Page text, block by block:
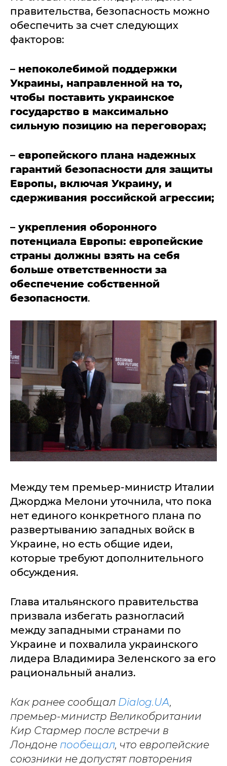
правительства, безопасность можно
обеспечить за счет следующих
факторов:
– непоколебимой поддержки
Украины, направленной на то,
чтобы поставить украинское
государство в максимально
сильную позицию на переговорах;
– европейского плана надежных
гарантий безопасности для защиты
Европы, включая Украину, и
сдерживания российской агрессии;
– укрепления оборонного
потенциала Европы: европейские
страны должны взять на себя
больше ответственности за
обеспечение собственной
безопасности.
Между тем премьер-министр Италии
Джорджа Мелони уточнила, что пока
нет единого конкретного плана по
развертыванию западных войск в
Украине, но есть общие идеи,
которые требуют дополнительного
обсуждения.
Глава итальянского правительства
призвала избегать разногласий
между западными странами по
Украине и похвалила украинского
лидера Владимира Зеленского за его
рациональный анализ.
Как ранее сообщал Dialog.UA,
премьер-министр Великобритании
Кир Стармер после встречи в
Лондоне пообещал, что европейские
союзники не допустят повторения